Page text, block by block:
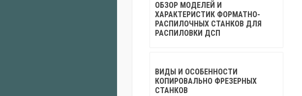
ОБЗОР МОДЕЛЕЙ И
ХАРАКТЕРИСТИК ФОРМАТНО-
РАСПИЛОЧНЫХ СТАНКОВ ДЛЯ
РАСПИЛОВКИ ДСП
ВИДЫ И ОСОБЕННОСТИ
КОПИРОВАЛЬНО ФРЕЗЕРНЫХ
СТАНКОВ